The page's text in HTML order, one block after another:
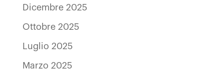
Dicembre 2025
Ottobre 2025
Luglio 2025
Marzo 2025